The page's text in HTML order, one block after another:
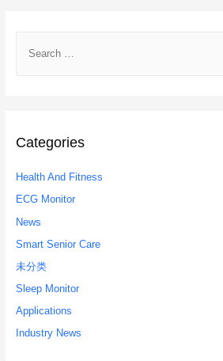
h
o
r
:
Categories
Health And Fitness
ECG Monitor
News
Smart Senior Care
未分类
Sleep Monitor
Applications
Industry News